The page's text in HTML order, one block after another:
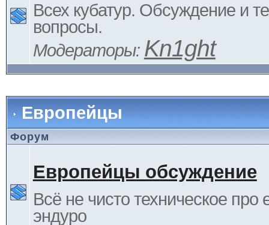
Всех кубатур. Обсуждение и
вопросы.
Модераторы: Kn1ght
Европейцы
Форум
Европейцы обсуждение
Всё не чисто техническое про
эндуро